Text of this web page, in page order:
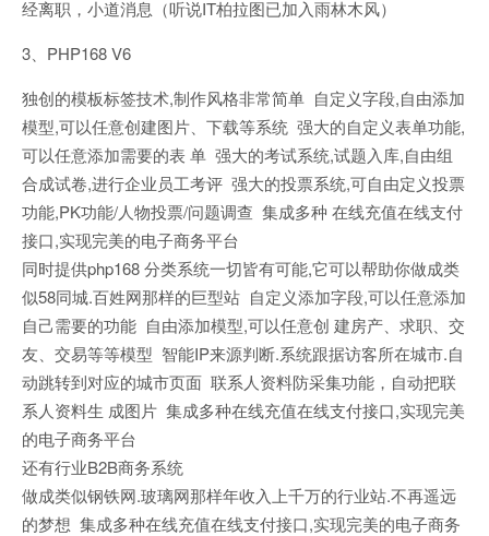
经离职，小道消息（听说IT柏拉图已加入雨林木风）
3、PHP168 V6
独创的模板标签技术,制作风格非常简单 自定义字段,自由添加
模型,可以任意创建图片、下载等系统 强大的自定义表单功能,
可以任意添加需要的表 单 强大的考试系统,试题入库,自由组
合成试卷,进行企业员工考评 强大的投票系统,可自由定义投票
功能,PK功能/人物投票/问题调查 集成多种 在线充值在线支付
接口,实现完美的电子商务平台
同时提供php168 分类系统一切皆有可能,它可以帮助你做成类
似58同城.百姓网那样的巨型站 自定义添加字段,可以任意添加
自己需要的功能 自由添加模型,可以任意创 建房产、求职、交
友、交易等等模型 智能IP来源判断.系统跟据访客所在城市.自
动跳转到对应的城市页面 联系人资料防采集功能，自动把联
系人资料生 成图片 集成多种在线充值在线支付接口,实现完美
的电子商务平台
还有行业B2B商务系统
做成类似钢铁网.玻璃网那样年收入上千万的行业站.不再遥远
的梦想 集成多种在线充值在线支付接口,实现完美的电子商务